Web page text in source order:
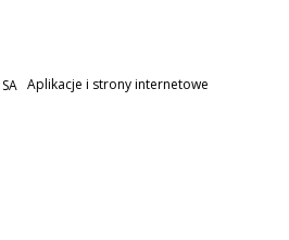
Aplikacje i strony internetowe